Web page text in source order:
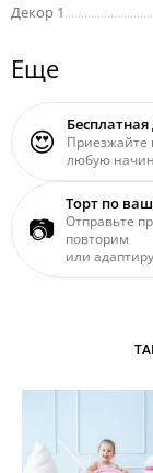
Декор 1
Еще
😍
Приезжайте
любую
📷
Торт по
Отправьте
повторим
или